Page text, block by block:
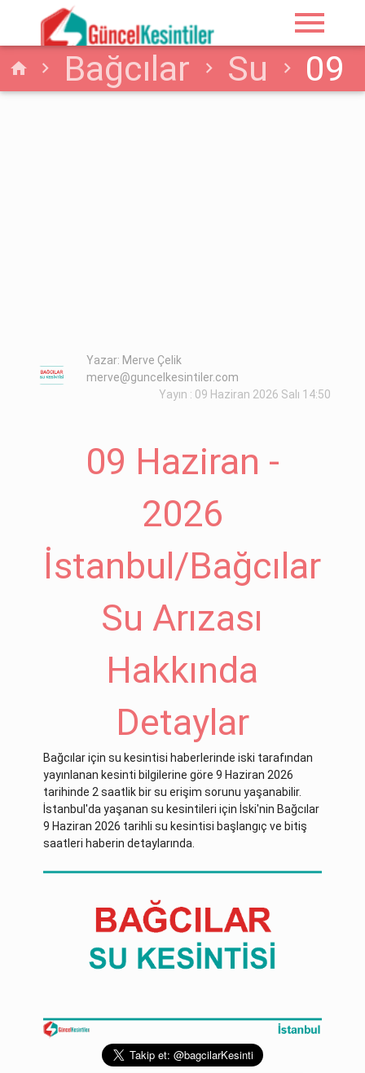
menu
home Bağcılar Su
09
Yazar: Merve Çelik
merve@guncelkesintiler.com
Yayın : 09 Haziran 2026 Salı 14:50
09 Haziran -
2026
İstanbul/Bağcılar
Su Arızası
Hakkında
Detaylar
Bağcılar için su kesintisi haberlerinde iski tarafından
yayınlanan kesinti bilgilerine göre 9 Haziran 2026
tarihinde 2 saatlik bir su erişim sorunu yaşanabilir.
İstanbul'da yaşanan su kesintileri için İski'nin Bağcılar
9 Haziran 2026 tarihli su kesintisi başlangıç ve bitiş
saatleri haberin detaylarında.